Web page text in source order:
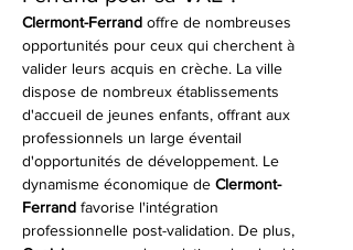
Clermont-Ferrand offre de nombreuses
opportunités pour ceux qui cherchent à
valider leurs acquis en crèche. La ville
dispose de nombreux établissements
d'accueil de jeunes enfants, offrant aux
professionnels un large éventail
d'opportunités de développement. Le
dynamisme économique de Clermont-
Ferrand favorise l'intégration
professionnelle post-validation. De plus,